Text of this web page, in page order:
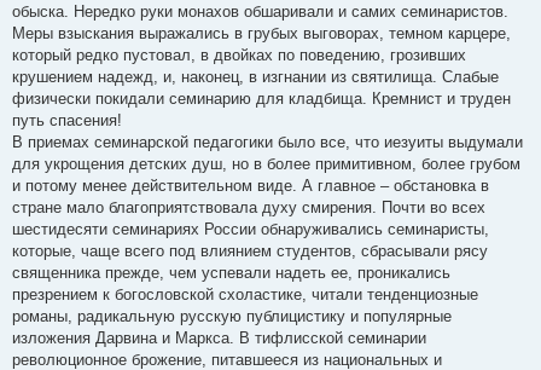
обыска. Нередко руки монахов обшаривали и самих семинаристов.
Меры взыскания выражались в грубых выговорах, темном карцере,
который редко пустовал, в двойках по поведению, грозивших
крушением надежд, и, наконец, в изгнании из святилища. Слабые
физически покидали семинарию для кладбища. Кремнист и труден
путь спасения!
В приемах семинарской педагогики было все, что иезуиты выдумали
для укрощения детских душ, но в более примитивном, более грубом
и потому менее действительном виде. А главное – обстановка в
стране мало благоприятствовала духу смирения. Почти во всех
шестидесяти семинариях России обнаруживались семинаристы,
которые, чаще всего под влиянием студентов, сбрасывали рясу
священника прежде, чем успевали надеть ее, проникались
презрением к богословской схоластике, читали тенденциозные
романы, радикальную русскую публицистику и популярные
изложения Дарвина и Маркса. В тифлисской семинарии
революционное брожение, питавшееся из национальных и